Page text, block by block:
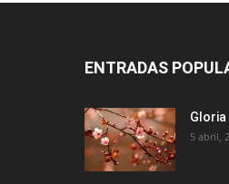
ENTRADAS
Gloria
5 abril,